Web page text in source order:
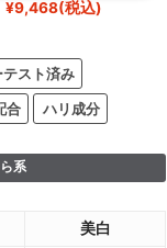
¥9,468(税込)
スト済み
合 ハリ成分
系
美白